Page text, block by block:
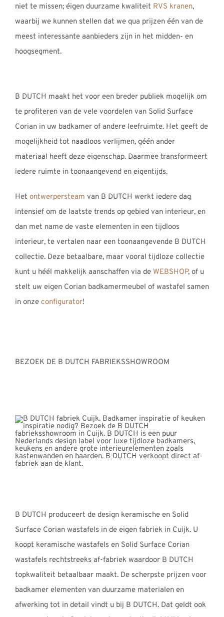
niet te missen; éigen duurzame kwaliteit RVS kranen,
waarbij we kunnen stellen dat we qua prijzen één van de
meest interessante aanbieders zijn in het midden- en
hoogsegment.
B DUTCH maakt het voor een breder publiek mogelijk om
te profiteren van de vele voordelen van Solid Surface
Corian in uw badkamer of andere leefruimte. Het geeft de
mogelijkheid tot naadloos verlijmen, géén ander
materiaal heeft deze eigenschap. Daarmee transformeert
iedere ruimte in toonaangevend en eigentijds.
Het ontwerpersteam van B DUTCH werkt iedere dag
intensief om de laatste trends op gebied van interieur, en
dan met name de vaste elementen in een tijdloos
interieur, te vertalen naar een toonaangevende B DUTCH
collectie. Deze betaalbare, maar vooral tijdloze collectie
kunt u héél makkelijk aanschaffen via de WEBSHOP, of u
stelt uw eigen Corian badkamermeubel of wastafel samen
in onze configurator!
BEZOEK DE B DUTCH FABRIEKSSHOWROOM
B DUTCH produceert de design keramische en Solid
Surface Corian wastafels in de eigen fabriek in Cuijk. U
koopt keramische wastafels en Solid Surface Corian
wastafels rechtstreeks af-fabriek waardoor B DUTCH
topkwaliteit betaalbaar maakt. De scherpste prijzen voor
badkamer elementen van duurzame materialen en
afwerking tot in detail vindt u bij B DUTCH. Dat geldt ook